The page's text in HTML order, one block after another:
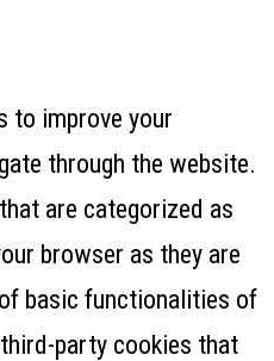
to improve your
through the website.
are categorized as
browser as they are
basic functionalities of
party cookies that